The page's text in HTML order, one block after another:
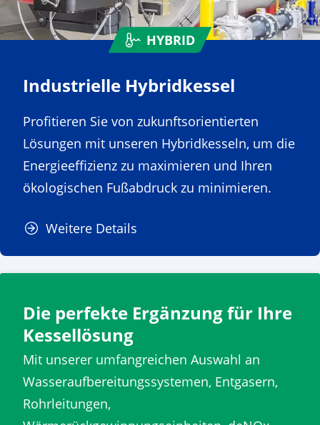
HYBRID
Industrielle Hybridkessel
Profitieren Sie von zukunftsorientierten
Lösungen mit unseren Hybridkesseln, um die
Energieeffizienz zu maximieren und Ihren
ökologischen Fußabdruck zu minimieren.
Weitere Details
Die perfekte Ergänzung für Ihre
Kessellösung
Mit unserer umfangreichen Auswahl an
Wasseraufbereitungssystemen, Entgasern,
Rohrleitungen,